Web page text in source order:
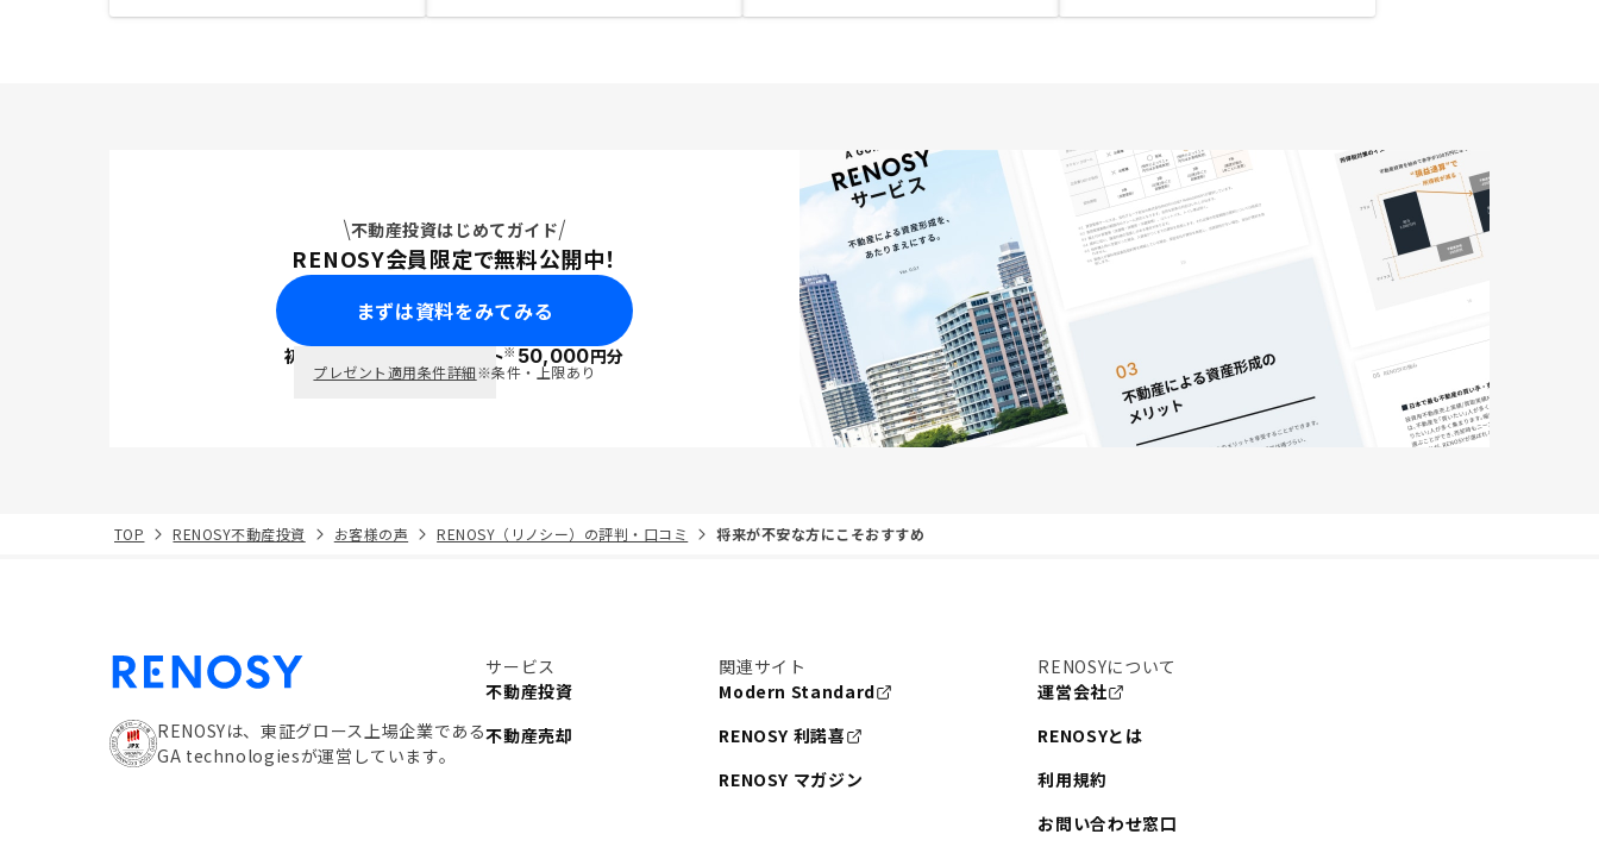
不動産投資はじめてガイド
RENOSY会員限定で無料公開中！
まずは資料をみてみる
初回面談で ポイント※50,000円分
プレゼント適用条件詳細※条件・上限あり
TOP RENOSY不動産投資 お客様の声 RENOSY（リノシー）の評判・口コミ 将来が不安な方にこそおすすめ
RENOSYは、東証グロース上場企業である
GA technologiesが運営しています。
サービス
不動産投資
不動産売却
関連サイト
Modern Standard
RENOSY 利諾喜
RENOSY マガジン
RENOSYについて
運営会社
RENOSYとは
利用規約
お問い合わせ窓口